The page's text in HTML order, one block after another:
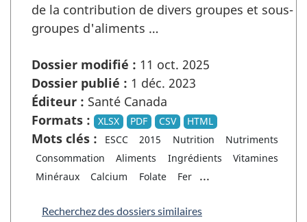
de la contribution de divers groupes et sous-
groupes d'aliments …
Dossier modifié : 11 oct. 2025
Dossier publié : 1 déc. 2023
Éditeur : Santé Canada
Formats :
XLSX PDF CSV HTML
Mots clés : ESCC 2015 Nutrition
Nutriments
Consommation
Aliments Ingrédients
Vitamines
Minéraux
Calcium Folate Fer ...
Recherchez des dossiers similaires